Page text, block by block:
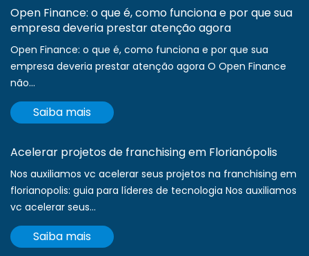
Open Finance: o que é, como funciona e por que sua
empresa deveria prestar atenção agora
Open Finance: o que é, como funciona e por que sua
empresa deveria prestar atenção agora O Open Finance
não...
Saiba mais
Acelerar projetos de franchising em Florianópolis
Nos auxiliamos vc acelerar seus projetos na franchising em
florianopolis: guia para líderes de tecnologia Nos auxiliamos
vc acelerar seus...
Saiba mais